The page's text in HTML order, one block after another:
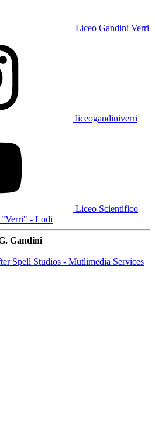
Liceo Gandini Verri
liceogandiniverri
Liceo Scientifico
"Verri" - Lodi
Gandini
Spell Studios - Mutlimedia Services